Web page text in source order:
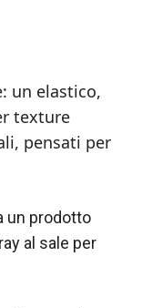
un elastico,
texture
pensati per
un prodotto
al sale per